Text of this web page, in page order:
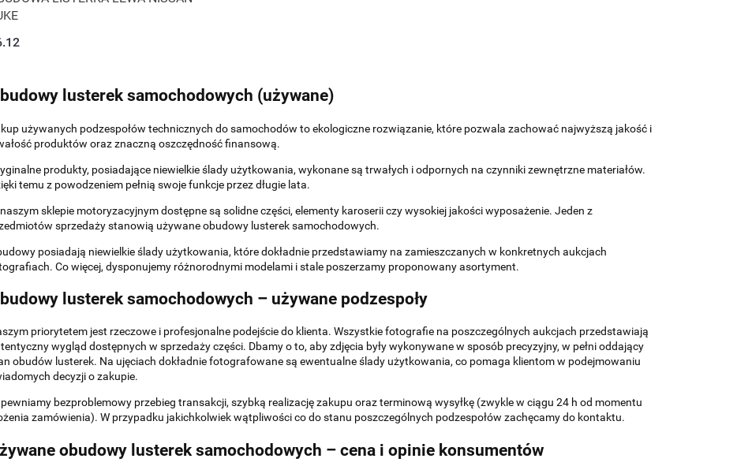
lusterek samochodowych (używane)
używanych podzespołów technicznych do samochodów to ekologiczne rozwiązanie, które pozwala zachować najwyższą jakość i
produktów oraz znaczną oszczędność finansową.
produkty, posiadające niewielkie ślady użytkowania, wykonane są trwałych i odpornych na czynniki zewnętrzne materiałów.
temu z powodzeniem pełnią swoje funkcje przez długie lata.
sklepie motoryzacyjnym dostępne są solidne części, elementy karoserii czy wysokiej jakości wyposażenie. Jeden z
sprzedaży stanowią używane obudowy lusterek samochodowych.
posiadają niewielkie ślady użytkowania, które dokładnie przedstawiamy na zamieszczanych w konkretnych aukcjach
Co więcej, dysponujemy różnorodnymi modelami i stale poszerzamy proponowany asortyment.
lusterek samochodowych – używane podzespoły
priorytetem jest rzeczowe i profesjonalne podejście do klienta. Wszystkie fotografie na poszczególnych aukcjach przedstawiają
wygląd dostępnych w sprzedaży części. Dbamy o to, aby zdjęcia były wykonywane w sposób precyzyjny, w pełni oddający
obudów lusterek. Na ujęciach dokładnie fotografowane są ewentualne ślady użytkowania, co pomaga klientom w podejmowaniu
decyzji o zakupie.
bezproblemowy przebieg transakcji, szybką realizację zakupu oraz terminową wysyłkę (zwykle w ciągu 24 h od momentu
zamówienia). W przypadku jakichkolwiek wątpliwości co do stanu poszczególnych podzespołów zachęcamy do kontaktu.
obudowy lusterek samochodowych – cena i opinie konsumentów